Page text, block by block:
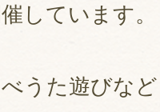
しています。
うた遊びなど